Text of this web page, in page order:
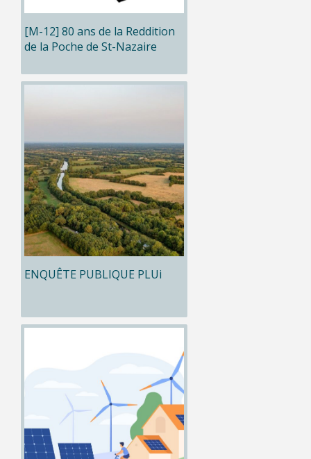
[M-12] 80 ans de la Reddition
de la Poche de St-Nazaire
ENQUÊTE PUBLIQUE PLUi